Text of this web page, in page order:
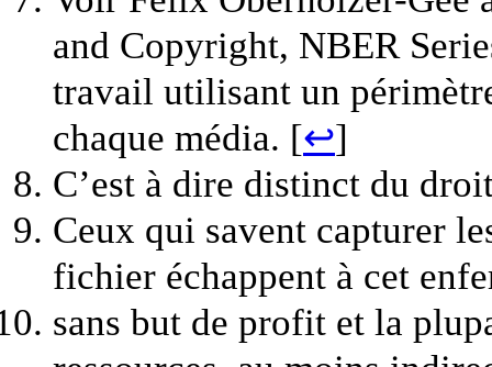
and Copyright, NBER
travail utilisant un
chaque média. [↩]
C’est à dire distinct du
Ceux qui savent capturer
fichier échappent à cet
sans but de profit et la